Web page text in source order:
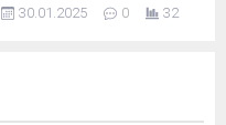
planlıyor. Şehirdeki mevcut
30.01.2025 0 32